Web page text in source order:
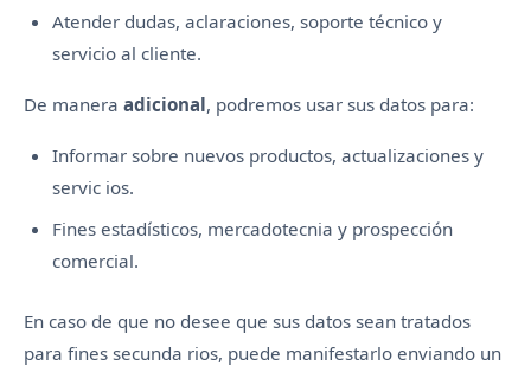
Atender dudas, aclaraciones, soporte técnico y
servicio al cliente.
De manera adicional, podremos usar sus datos para:
Informar sobre nuevos productos, actualizaciones y
servic ios.
Fines estadísticos, mercadotecnia y prospección
comercial.
En caso de que no desee que sus datos sean tratados
para fines secunda rios, puede manifestarlo enviando un